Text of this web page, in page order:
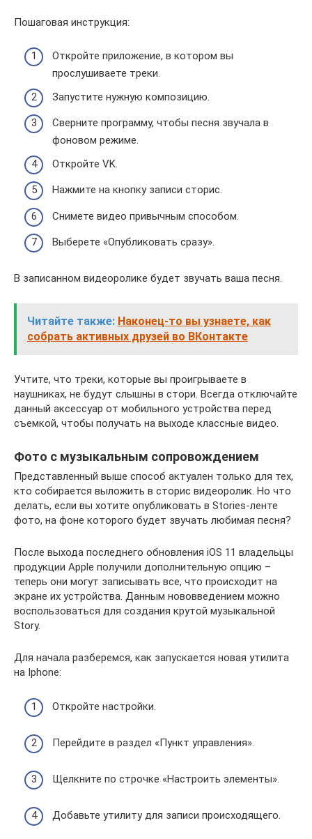
Пошаговая инструкция:
Откройте приложение, в котором вы
прослушиваете треки.
Запустите нужную композицию.
Сверните программу, чтобы песня звучала в
фоновом режиме.
Откройте VK.
Нажмите на кнопку записи сторис.
Снимете видео привычным способом.
Выберете «Опубликовать сразу».
В записанном видеоролике будет звучать ваша песня.
Читайте также: Наконец-то вы узнаете, как
собрать активных друзей во ВКонтакте
Учтите, что треки, которые вы проигрываете в
наушниках, не будут слышны в стори. Всегда отключайте
данный аксессуар от мобильного устройства перед
съемкой, чтобы получать на выходе классные видео.
Фото с музыкальным сопровождением
Представленный выше способ актуален только для тех,
кто собирается выложить в сторис видеоролик. Но что
делать, если вы хотите опубликовать в Stories-ленте
фото, на фоне которого будет звучать любимая песня?
После выхода последнего обновления iOS 11 владельцы
продукции Apple получили дополнительную опцию –
теперь они могут записывать все, что происходит на
экране их устройства. Данным нововведением можно
воспользоваться для создания крутой музыкальной
Story.
Для начала разберемся, как запускается новая утилита
на Iphone:
Откройте настройки.
Перейдите в раздел «Пункт управления».
Щелкните по строчке «Настроить элементы».
Добавьте утилиту для записи происходящего.